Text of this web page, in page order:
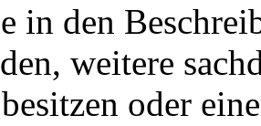
in den
weitere
oder